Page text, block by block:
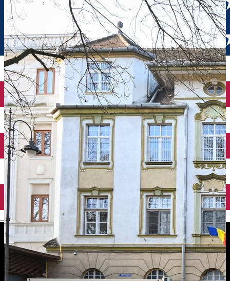
English